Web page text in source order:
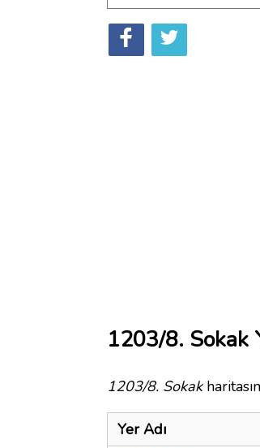
1203/8. Sokak
1203/8. Sokak
Yer Adı